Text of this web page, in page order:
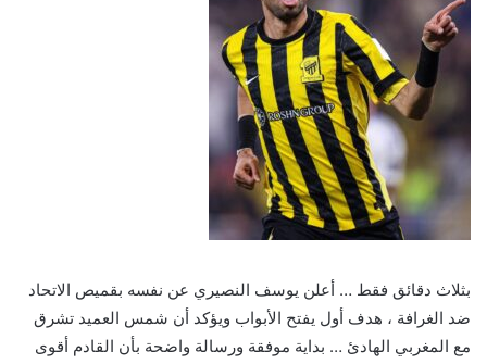
بثلاث دقائق فقط … أعلن يوسف النصيري عن نفسه بقميص الاتحاد
ضد الغرافة ، هدف أول يفتح الأبواب ويؤكد أن شمس العميد تشرق
مع المغربي الهادئ … بداية موفقة ورسالة واضحة بأن القادم أقوى